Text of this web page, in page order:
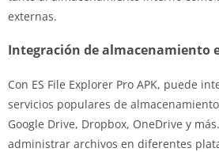
externas.
Integración de almacenamiento
Con ES File Explorer Pro APK, puede
servicios populares de
Google Drive, Dropbox, OneDrive y
administrar archivos en diferentes